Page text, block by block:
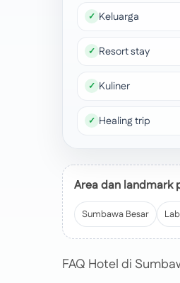
Keluarga
Resort stay
Kuliner
Healing trip
Area dan landmark
Sumbawa Besar
FAQ Hotel di